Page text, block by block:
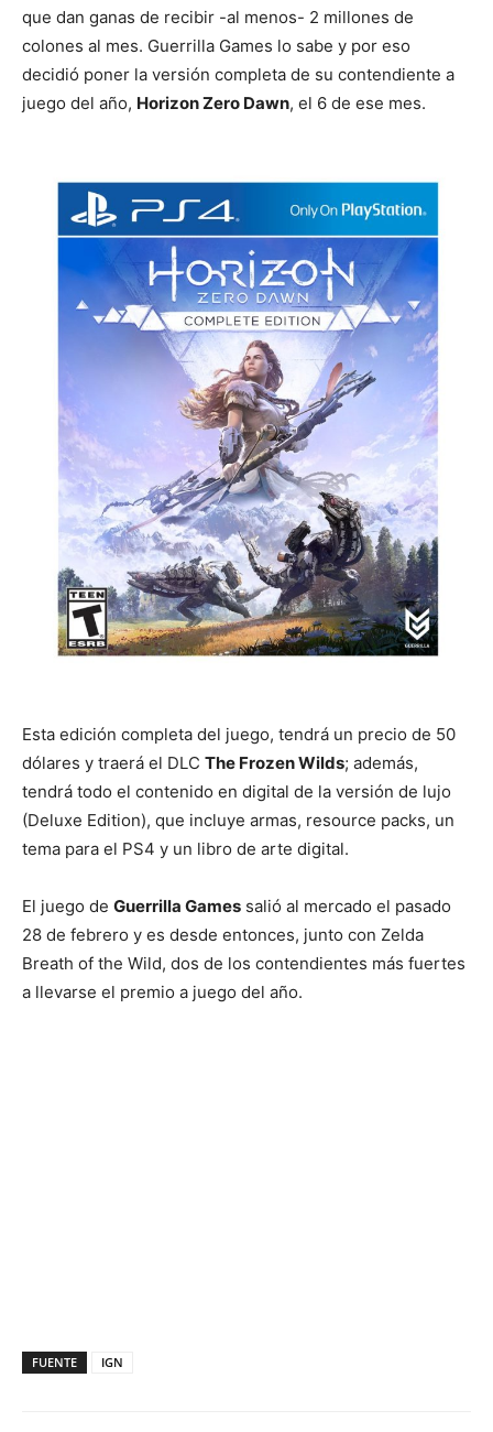
que dan ganas de recibir -al menos- 2 millones de
colones al mes. Guerrilla Games lo sabe y por eso
decidió poner la versión completa de su contendiente a
juego del año, Horizon Zero Dawn, el 6 de ese mes.
Esta edición completa del juego, tendrá un precio de 50
dólares y traerá el DLC The Frozen Wilds; además,
tendrá todo el contenido en digital de la versión de lujo
(Deluxe Edition), que incluye armas, resource packs, un
tema para el PS4 y un libro de arte digital.
El juego de Guerrilla Games salió al mercado el pasado
28 de febrero y es desde entonces, junto con Zelda
Breath of the Wild, dos de los contendientes más fuertes
a llevarse el premio a juego del año.
FUENTE IGN